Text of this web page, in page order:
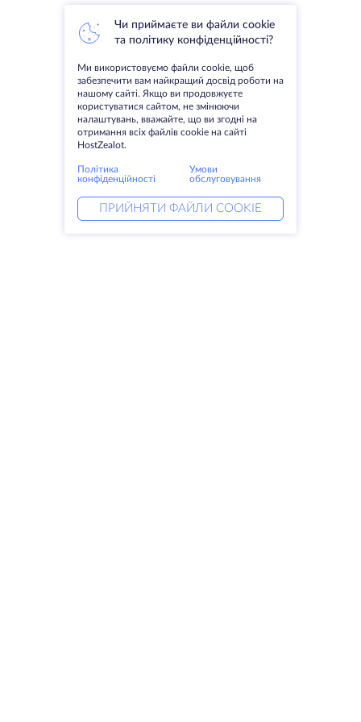
Чи приймаєте ви файли cookie
та політику конфіденційності?
Ми використовуємо файли cookie, щоб
забезпечити вам найкращий досвід роботи на
нашому сайті. Якщо ви продовжуєте
користуватися сайтом, не змінюючи
налаштувань, вважайте, що ви згодні на
отримання всіх файлів cookie на сайті
HostZealot.
Політика
конфіденційності
Умови
обслуговування
ПРИЙНЯТИ ФАЙЛИ COOKIE